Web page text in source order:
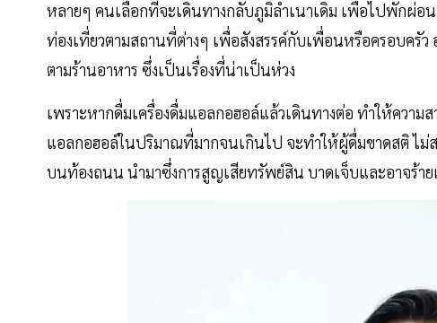
หลายๆ คนเลือกที่จะเดินทางกลับภูมิลำเนาเดิม เพื่อไปพักผ่
ท่องเที่ยวตามสถานที่ต่างๆ เพื่อสังสรรค์กับเพื่อนหรือครอบครั
ตามร้านอาหาร ซึ่งเป็นเรื่องที่น่าเป็นห่วง
เพราะหากดื่มเครื่องดื่มแอลกอฮอล์แล้วเดินทางต่อ ทำให้ความ
แอลกอฮอล์ในปริมาณที่มากจนเกินไป จะทำให้ผู้ดื่มขาดสติ ไม่
บนท้องถนน นำมาซึ่งการสูญเสียทรัพย์สิน บาดเจ็บและอาจร้าย